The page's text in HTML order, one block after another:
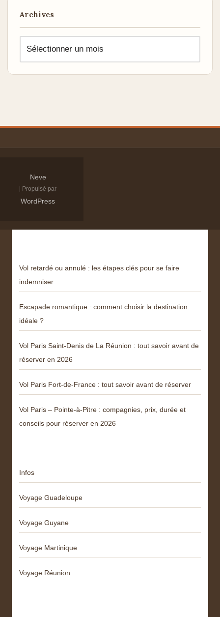
Archives
Neve
| Propulsé par
WordPress
Vol retardé ou annulé : les étapes clés pour se faire
indemniser
Escapade romantique : comment choisir la destination
idéale ?
Vol Paris Saint-Denis de La Réunion : tout savoir avant de
réserver en 2026
Vol Paris Fort-de-France : tout savoir avant de réserver
Vol Paris – Pointe-à-Pitre : compagnies, prix, durée et
conseils pour réserver en 2026
Infos
Voyage Guadeloupe
Voyage Guyane
Voyage Martinique
Voyage Réunion